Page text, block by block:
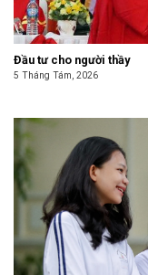
Đầu tư cho người thầy
5 Tháng Tám, 2026